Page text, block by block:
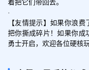
·
【友情提示】如果你浪
把你撕成碎片！如果你成
勇士开启，欢迎各位硬核